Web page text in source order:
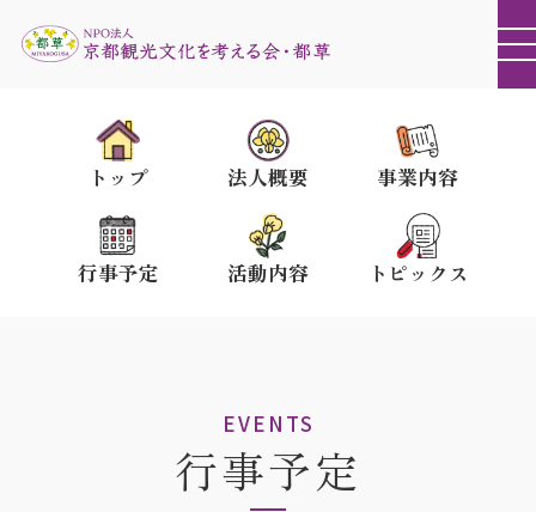
トップ 法人概要 事業内容
行事予定 活動内容 トピックス
EVENTS
行事予定